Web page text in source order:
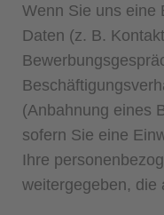
Wenn Sie uns eine
Daten (z. B.
(Anbahnung eines
sofern Sie eine
Ihre
weitergegeben, die